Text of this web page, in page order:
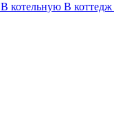
В котельную В коттедж